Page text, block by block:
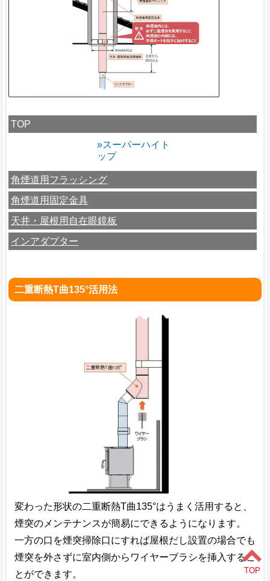
TOP
»スーパーハイト
ップ
角煙道用フラッシング
角煙道用固定金具
天井・屋根用自在眼鏡板
インアダプター
二重断熱T曲135°活用法
変わった形状の二重断熱T曲135°はうまく活用すると、
煙突のメンテナンスが簡易にできるようになります。
一方の口を煙突掃除口にすれば屋根だし設置の場合でも
煙突を外さずに室内側からワイヤーブラシを挿入するこ
とができます。